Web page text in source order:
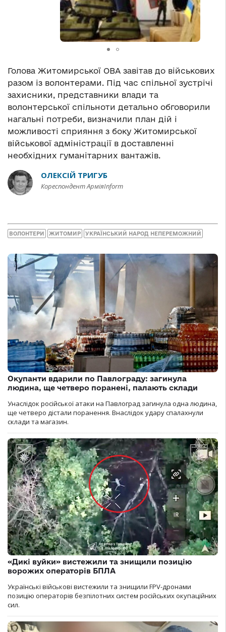
Голова Житомирської ОВА завітав до військових
разом із волонтерами. Під час спільної зустрічі
захисники, представники влади та
волонтерської спільноти детально обговорили
нагальні потреби, визначили план дій і
можливості сприяння з боку Житомирської
військової адміністрації в доставленні
необхідних гуманітарних вантажів.
ОЛЕКСІЙ ТРИГУБ
Кореспондент АрміяInform
ВОЛОНТЕРИ ЖИТОМИР УКРАЇНСЬКИЙ НАРОД НЕПЕРЕМОЖНИЙ
Окупанти вдарили по Павлограду: загинула
людина, ще четверо поранені, палають склади
Унаслідок російської атаки на Павлоград загинула одна людина,
ще четверо дістали поранення. Внаслідок удару спалахнули
склади та магазин.
«Дикі вуйки» вистежили та знищили позицію
ворожих операторів БПЛА
Українські військові вистежили та знищили FPV-дронами
позицію операторів безпілотних систем російських окупаційних
сил.